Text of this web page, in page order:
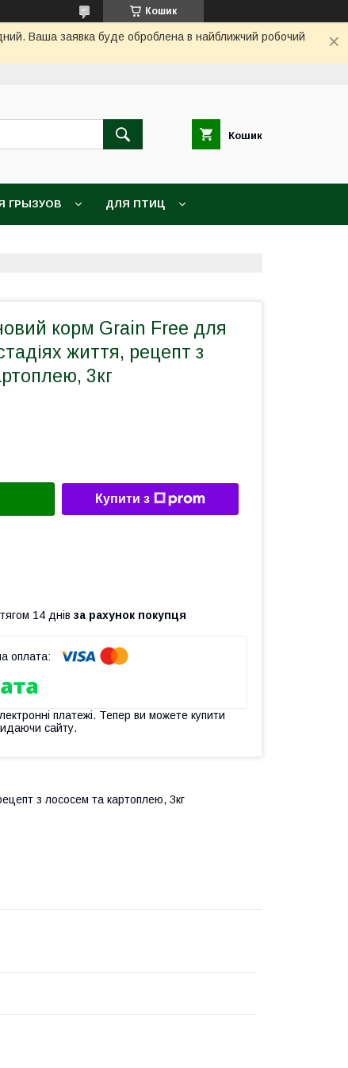
Кошик
Ваша заявка буде оброблена в найближчий робочий
Кошик
ГРЫЗУОВ ДЛЯ ПТИЦ
корм Grain Free для
життя, рецепт з
3кг
Купити з
14 днів за рахунок покупця
платежі. Тепер ви можете купити
сайту.
з лососем та картоплею, 3кг